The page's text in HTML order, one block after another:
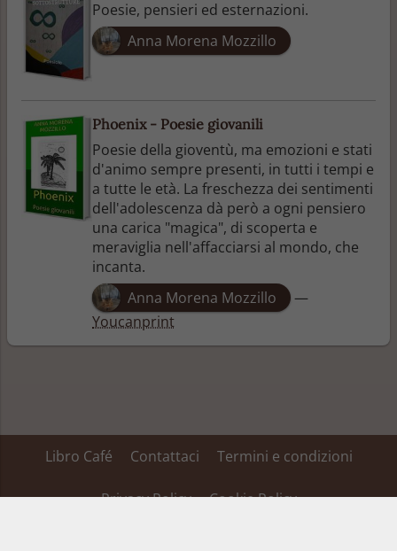
Poesie, pensieri ed esternazioni.
Anna Morena Mozzillo
Phoenix - Poesie giovanili
Poesie della gioventù, ma emozioni e stati
d'animo sempre presenti, in tutti i tempi e
a tutte le età. La freschezza dei sentimenti
dell'adolescenza dà però a ogni pensiero
una carica "magica", di scoperta e
meraviglia nell'affacciarsi al mondo, che
incanta.
Anna Morena Mozzillo
—
Youcanprint
Libro Café Contattaci Termini e condizioni
Privacy Policy Cookie Policy